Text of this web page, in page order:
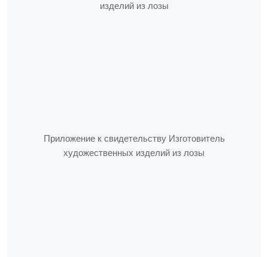
изделий из лозы
Приложение к свидетельству Изготовитель
художественных изделий из лозы